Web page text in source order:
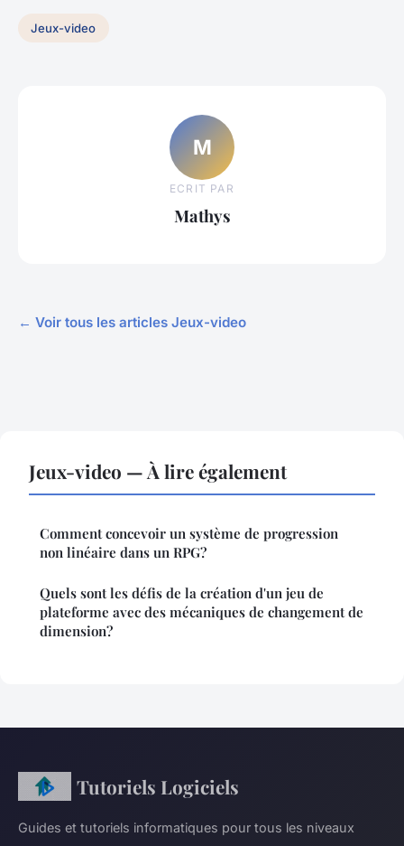
Jeux-video
M
ECRIT PAR
Mathys
← Voir tous les articles Jeux-video
Jeux-video — À lire également
Comment concevoir un système de progression
non linéaire dans un RPG?
Quels sont les défis de la création d'un jeu de
plateforme avec des mécaniques de changement de
dimension?
Tutoriels Logiciels
Guides et tutoriels informatiques pour tous les niveaux